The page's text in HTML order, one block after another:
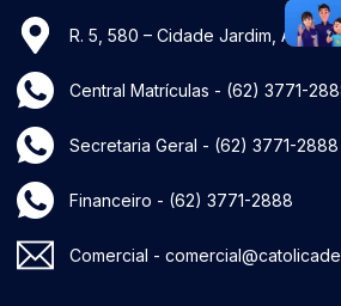
R. 5, 580 – Cidade Jardim,
Central Matrículas - (62) 3771-
Secretaria Geral - (62) 3771-2888
Financeiro - (62) 3771-2888
Comercial -